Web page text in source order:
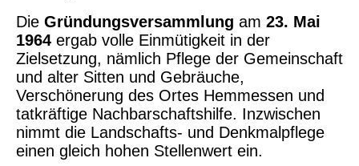
Die Gründungsversammlung am 23. Mai
1964 ergab volle Einmütigkeit in der
Zielsetzung, nämlich Pflege der Gemeinschaft
und alter Sitten und Gebräuche,
Verschönerung des Ortes Hemmessen und
tatkräftige Nachbarschaftshilfe. Inzwischen
nimmt die Landschafts- und Denkmalpflege
einen gleich hohen Stellenwert ein.